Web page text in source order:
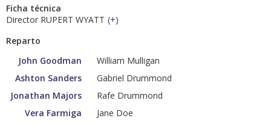
Ficha técnica
Director RUPERT WYATT (+)
Reparto
John Goodman
William Mulligan
Ashton Sanders
Gabriel Drummond
Jonathan Majors
Rafe Drummond
Vera Farmiga
Jane Doe